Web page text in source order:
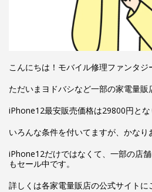
こんにちは！モバイル修理ファンタジ
ただいまヨドバシなど一部の家電量販
iPhone12最安販売価格は29800円とな
いろんな条件を付いてますが、かなり
iPhone12だけではなくて、一部の店
もセール中です。
詳しくは各家電量販店の公式サイトに